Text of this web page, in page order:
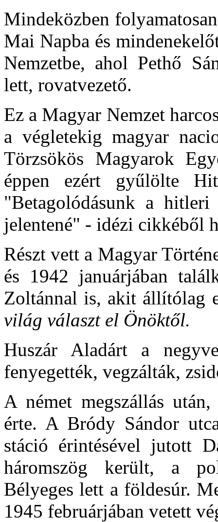
Mindeközben
Mai Napba és
Nemzetbe, ahol Pethő
lett, rovatvezető.
Ez a Magyar Nemzet
a végletekig magyar
Törzsökös Magyarok
éppen ezért gyűlölte
"Betagolódásunk a
jelentené" - idézi cikkéből
Részt vett a Magyar
és 1942 januárjában
Zoltánnal is, akit állítólag
világ választ el Önöktől.
Huszár Aladárt a
fenyegették, vegzálták,
A német megszállás
érte. A BródySándor
stáció érintésével jutott
háromszög került, a
Bélyeges lett a földesúr.
1945 februárjában vetett